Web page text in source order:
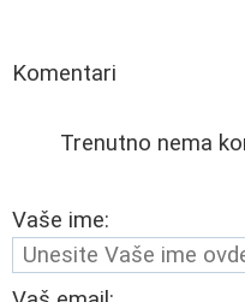
Komentari
Trenutno nema
Vaše ime: